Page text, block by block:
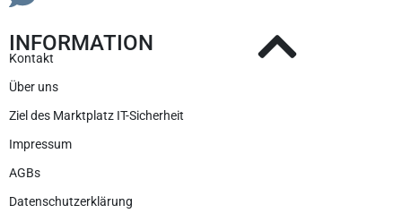
INFORMATION
Kontakt
Über uns
Ziel des Marktplatz IT-Sicherheit
Impressum
AGBs
Datenschutzerklärung